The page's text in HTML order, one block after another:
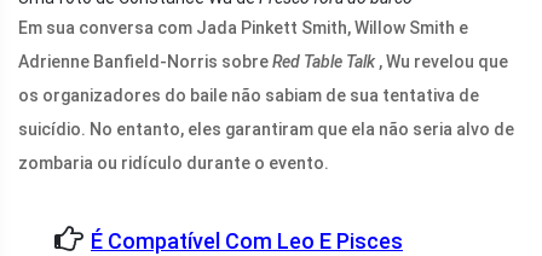
Em sua conversa com Jada Pinkett Smith, Willow Smith e
Adrienne Banfield-Norris sobreRed Table Talk , Wu revelou que
os organizadores do baile não sabiam de sua tentativa de
suicídio. No entanto, eles garantiram que ela não seria alvo de
zombaria ou ridículo durante o evento.
É Compatível Com Leo E Pisces